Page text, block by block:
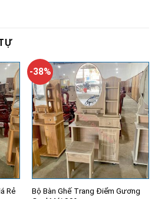
Rẻ
-38%
Bộ Bàn Ghế Trang Điểm Gương